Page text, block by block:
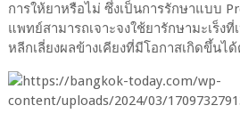
การให้ยาหรือไม่ ซึ่งเป็นการรักษาแบบ
แพทย์สามารถเจาะจงใช้ยารักษามะเร็ง
หลีกเลี่ยงผลข้างเคียงที่มีโอกาสเกิดขึ้นไ